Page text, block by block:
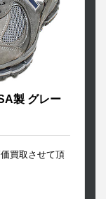
製 グレー
買取させて頂